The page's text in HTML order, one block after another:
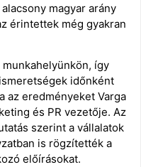
magyar arány
érintettek még gyakran
így
időnként
az eredményeket Varga
és PR vezetője. Az
szerint a vállalatok
is rögzítették a
előírásokat.